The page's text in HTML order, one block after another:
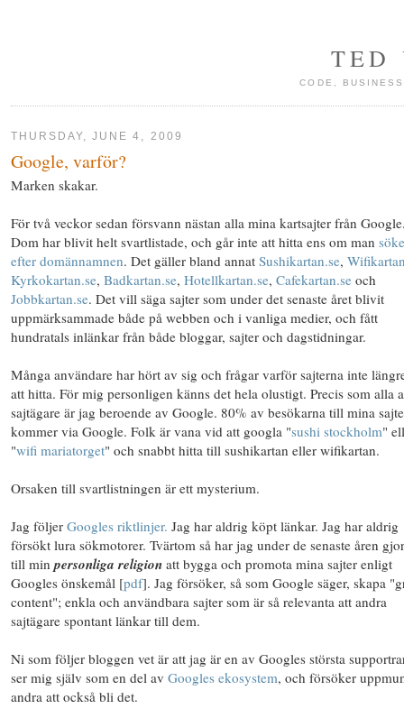
TED
CODE,
THURSDAY, JUNE 4, 2009
Google, varför?
Marken skakar.
För två veckor sedan försvann nästan alla mina kartsajter från
Dom har blivit helt svartlistade, och går inte att hitta ens om man
efter domännamnen. Det gäller bland annat Sushikartan.se,
Kyrkokartan.se, Badkartan.se, Hotellkartan.se, Cafekartan.se och
Jobbkartan.se. Det vill säga sajter som under det senaste året blivit
uppmärksammade både på webben och i vanliga medier, och fått
hundratals inlänkar från både bloggar, sajter och dagstidningar.
Många användare har hört av sig och frågar varför sajterna inte
att hitta. För mig personligen känns det hela olustigt. Precis som alla
sajtägare är jag beroende av Google. 80% av besökarna till mina
kommer via Google. Folk är vana vid att googla "sushi stockholm"
"wifi mariatorget" och snabbt hitta till sushikartan eller wifikartan.
Orsaken till svartlistningen är ett mysterium.
Jag följer Googles riktlinjer. Jag har aldrig köpt länkar. Jag har aldrig
försökt lura sökmotorer. Tvärtom så har jag under de senaste åren
till min personliga religion att bygga och promota mina sajter enligt
Googles önskemål [pdf]. Jag försöker, så som Google säger, skapa
content"; enkla och användbara sajter som är så relevanta att andra
sajtägare spontant länkar till dem.
Ni som följer bloggen vet är att jag är en av Googles största
ser mig själv som en del av Googles ekosystem, och försöker
andra att också bli det.